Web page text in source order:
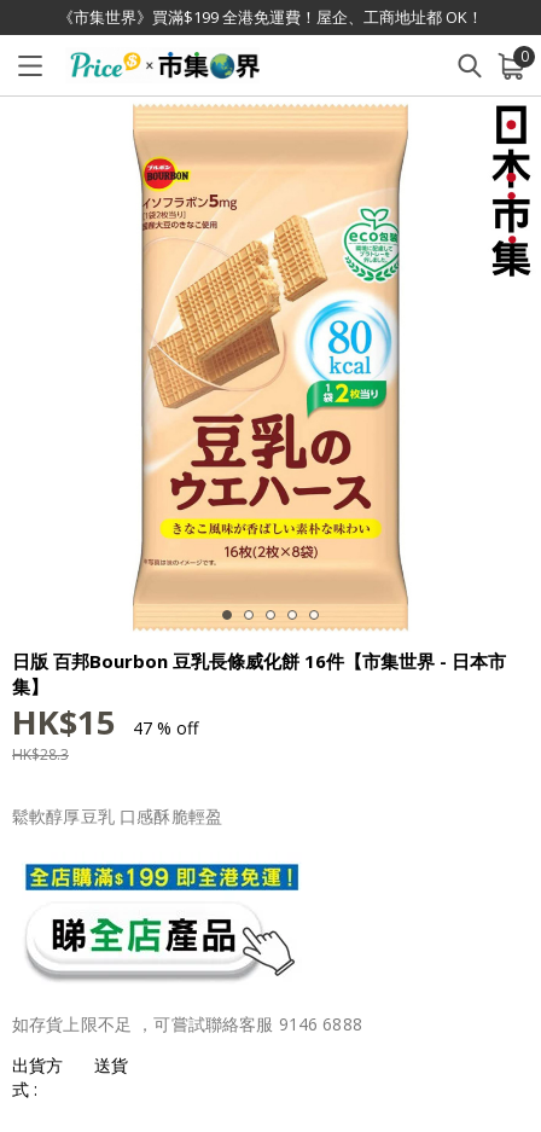
《市集世界》買滿$199 全港免運費！屋企、工商地址都 OK！
0
已加入購物車 查看
日版 百邦Bourbon 豆乳長條威化餅 16件【市集世界 - 日本市
集】
HK$15 47 % off
HK$28.3
鬆軟醇厚豆乳 口感酥脆輕盈
如存貨上限不足 ，可嘗試聯絡客服 9146 6888
出貨方
式 :
送貨